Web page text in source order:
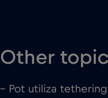
Other
– Pot utiliza